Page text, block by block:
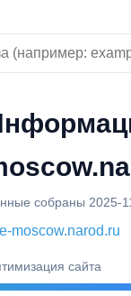
собраны 2025-
moscow.narod.ru
сайта